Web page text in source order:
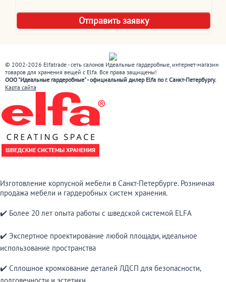
© 2002-2026 Elfatrade - сеть салонов Идеальные гардеробные, интернет-магазин
товаров для хранения вещей с Elfa. Все права защищены!
ООО "Идеальные гардеробные" - официальный дилер Elfa по г. Санкт-Петербургу.
Карта сайта
Изготовление корпусной мебели в Санкт-Петербурге. Розничная
продажа мебели и гардеробных систем хранения.
✔️ Более 20 лет опыта работы с шведской системой ELFA
✔️ Экспертное проектирование любой площади, идеальное
использование пространства
✔️ Сплошное кромкование деталей ЛДСП для безопасности,